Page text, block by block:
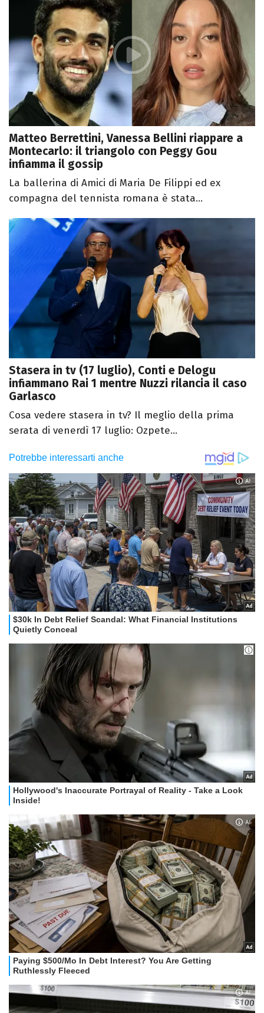
Matteo Berrettini, Vanessa Bellini riappare a
Montecarlo: il triangolo con Peggy Gou
infiamma il gossip
La ballerina di Amici di Maria De Filippi ed ex
compagna del tennista romana è stata...
Stasera in tv (17 luglio), Conti e Delogu
infiammano Rai 1 mentre Nuzzi rilancia il caso
Garlasco
Cosa vedere stasera in tv? Il meglio della prima
serata di venerdì 17 luglio: Ozpete...